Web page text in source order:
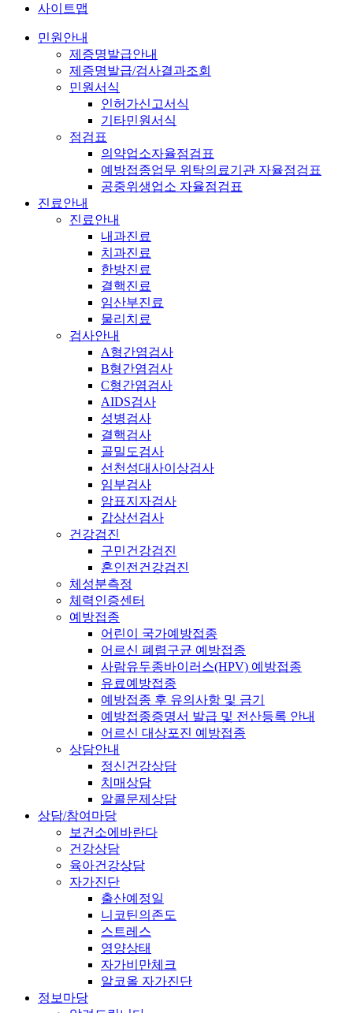
사이트맵
민원안내
제증명발급안내
제증명발급/검사결과조회
민원서식
인허가신고서식
기타민원서식
점검표
의약업소자율점검표
예방접종업무 위탁의료기관 자율점검표
공중위생업소 자율점검표
진료안내
진료안내
내과진료
치과진료
한방진료
결핵진료
임산부진료
물리치료
검사안내
A형간염검사
B형간염검사
C형간염검사
AIDS검사
성병검사
결핵검사
골밀도검사
선천성대사이상검사
임부검사
암표지자검사
갑상선검사
건강검진
구민건강검진
혼인전건강검진
체성분측정
체력인증센터
예방접종
어린이 국가예방접종
어르신 폐렴구균 예방접종
사람유두종바이러스(HPV) 예방접종
유료예방접종
예방접종 후 유의사항 및 금기
예방접종증명서 발급 및 전산등록 안내
어르신 대상포진 예방접종
상담안내
정신건강상담
치매상담
알콜문제상담
상담/참여마당
보건소에바란다
건강상담
육아건강상담
자가진단
출산예정일
니코틴의존도
스트레스
영양상태
자가비만체크
알코올 자가진단
정보마당